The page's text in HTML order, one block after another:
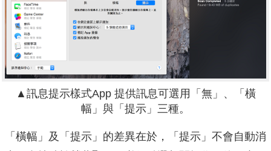
▲ 訊息提示樣式App 提供訊息可選用「無」、「橫
幅」與「提示」三種。
「橫幅」及「提示」的差異在於，「提示」不會自動消